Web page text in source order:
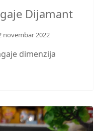
Dijamant
novembar 2022
dimenzija